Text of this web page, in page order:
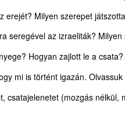
erejét? Milyen szerepet
seregével az izraeliták?
Hogyan zajlott le a
mi is történt igazán.
csatajelenetet (mozgás nélkül,